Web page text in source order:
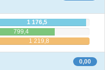
1 176,5
799,4
1 219,8
0,00